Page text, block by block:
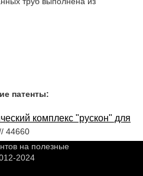
патенты:
комплекс "рускон" для
44660
на полезные
2024